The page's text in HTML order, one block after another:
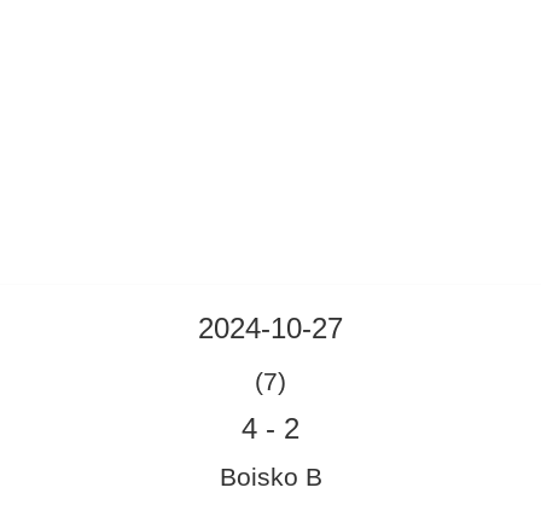
2024-10-27
(7)
4 - 2
Boisko B